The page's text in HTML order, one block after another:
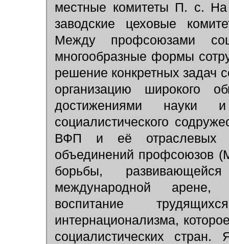
местные комитеты П. с.
заводские цеховые
Между профсоюзами
многообразные формы
решение конкретных задач
организацию широкого
достижениями науки
социалистического
ВФП и её отраслевых
объединений профсоюзов
борьбы,
международной арене,
воспитание
интернационализма,
социалистических